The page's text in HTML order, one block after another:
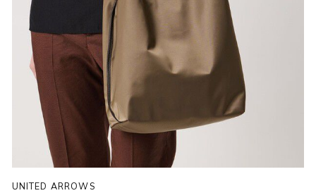
UNITED ARROWS